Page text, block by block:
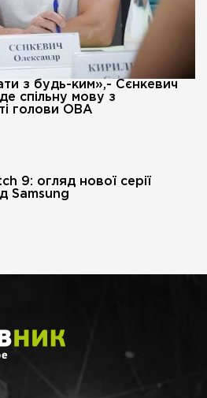
з будь-ким»,- Сєнкевич
спільну мову з
голови ОВА
9: огляд нової серії
Samsung